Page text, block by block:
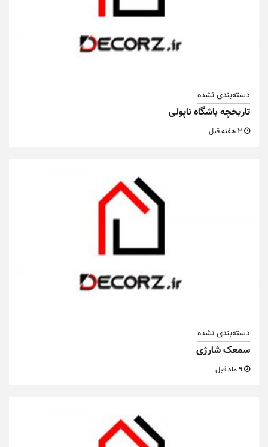
دسته‌بندی نشده
تاریخچه باشگاه ناپولی
دسته‌بندی نشده
سمعک شارژی